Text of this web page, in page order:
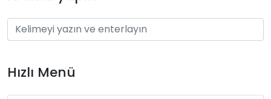
Hızlı Menü